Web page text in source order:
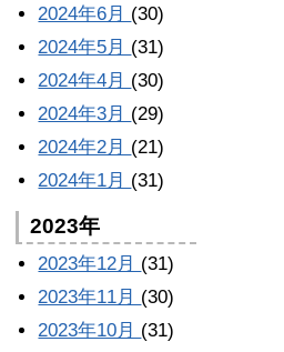
2024年6月 (30)
2024年5月 (31)
2024年4月 (30)
2024年3月 (29)
2024年2月 (21)
2024年1月 (31)
2023年
2023年12月 (31)
2023年11月 (30)
2023年10月 (31)